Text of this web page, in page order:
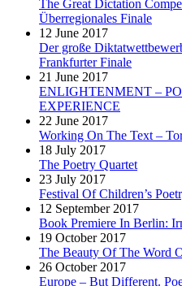
The Great Dictation
Überregionales Finale
12 June 2017
Der große
Frankfurter Finale
21 June 2017
ENLIGHTENMENT –
EXPERIENCE
22 June 2017
Working On The Text –
18 July 2017
The Poetry Quartet
23 July 2017
Festival Of Children’s
12 September 2017
Book Premiere In Berlin:
19 October 2017
The Beauty Of The Word
26 October 2017
Europe – But Different.